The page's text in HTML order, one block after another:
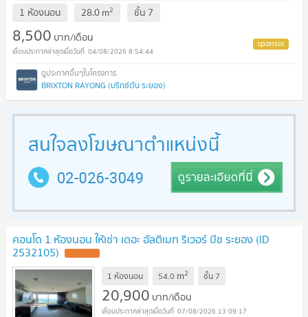
1 ห้องนอน 28.0m2 ชั้น 7
8,500 บาท/เดือน
04/08/2026 8:54:44
BRIXTON RAYONG (บริกซ์ตัน ระยอง)
คอนโด 1 ห้องนอน ให้เช่า เดอะ อัลติเมท ริเวอร์ บีช ระยอง (ID
2532105)
1 ห้องนอน 54.0 m2 ชั้น 7
20,900 บาท/เดือน
07/08/2026 13:09:17